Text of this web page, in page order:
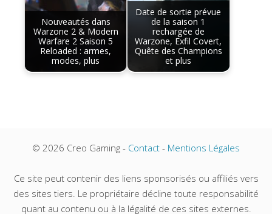
Nouveautés dans
Warzone 2 & Modern
Warfare 2 Saison 5
Reloaded : armes,
modes, plus
Date de sortie prévue
de la saison 1
rechargée de
Warzone, Exfil Covert,
Quête des Champions
et plus
© 2026 Creo Gaming - Contact - Mentions Légales
Ce site peut contenir des liens sponsorisés ou affiliés vers
des sites tiers. Le propriétaire décline toute responsabilité
quant au contenu ou à la légalité de ces sites externes.